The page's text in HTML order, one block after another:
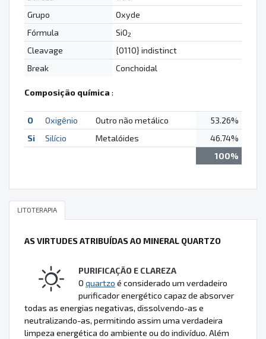
Grupo
Oxyde
Fórmula
SiO2
Cleavage
{0110} indistinct
Break
Conchoidal
Composição química :
O Oxigênio Outro não metálico
53.26%
Si
Silício Metalóides
46.74%
100%
LITOTERAPIA
AS VIRTUDES ATRIBUÍDAS AO MINERAL QUARTZO
PURIFICAÇÃO E CLAREZA
O quartzo é considerado um verdadeiro
purificador energético capaz de absorver
todas as energias negativas, dissolvendo-as e
neutralizando-as, permitindo assim uma verdadeira
limpeza energética do ambiente ou do indivíduo. Além